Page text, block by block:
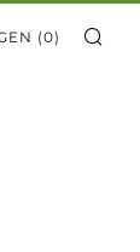
(0)